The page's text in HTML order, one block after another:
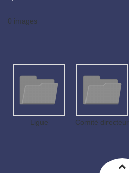
0 images
Ligue Comité directeur